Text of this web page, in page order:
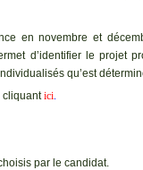
en novembre et
d’identifier le projet
qu’est
cliquantici.
par le candidat.